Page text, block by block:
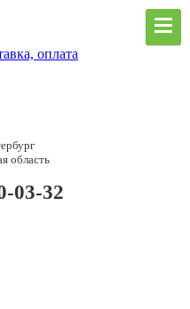
оплата
область
03-32